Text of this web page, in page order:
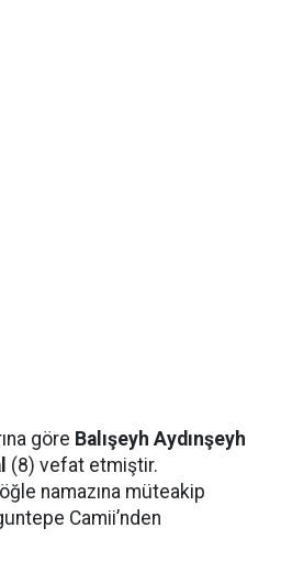
göre Balışeyh Aydınşeyh
(8) vefat etmiştir.
namazına müteakip
Camii’nden